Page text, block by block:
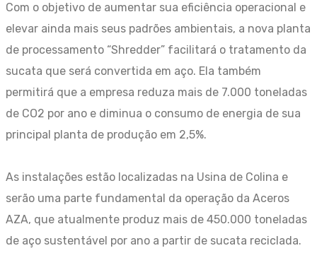
Com o objetivo de aumentar sua eficiência operacional e
elevar ainda mais seus padrões ambientais, a nova planta
de processamento “Shredder” facilitará o tratamento da
sucata que será convertida em aço. Ela também
permitirá que a empresa reduza mais de 7.000 toneladas
de CO2 por ano e diminua o consumo de energia de sua
principal planta de produção em 2,5%.
As instalações estão localizadas na Usina de Colina e
serão uma parte fundamental da operação da Aceros
AZA, que atualmente produz mais de 450.000 toneladas
de aço sustentável por ano a partir de sucata reciclada.